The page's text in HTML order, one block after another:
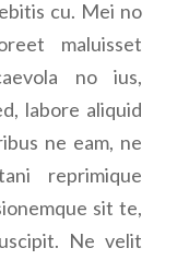
cu. Mei no
maluisset
no ius,
labore aliquid
ne eam, ne
reprimique
sit te,
Ne velit